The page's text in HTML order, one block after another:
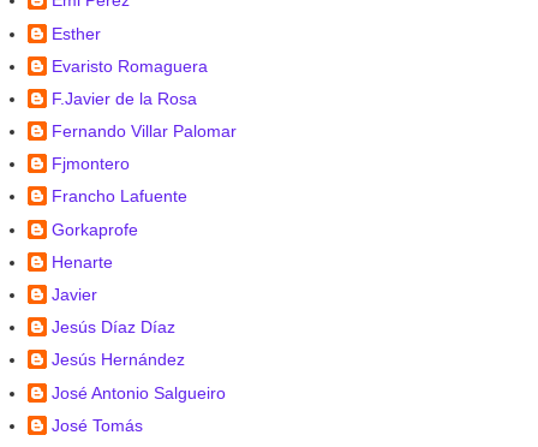
Esther
Evaristo Romaguera
F.Javier de la Rosa
Fernando Villar Palomar
Fjmontero
Francho Lafuente
Gorkaprofe
Henarte
Javier
Jesús Díaz Díaz
Jesús Hernández
José Antonio Salgueiro
José Tomás